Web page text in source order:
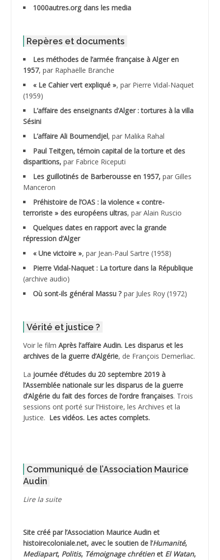
ABID Mohamed
ABNOUN Salah
ACHACHE M.*
ACHLAF Ali
ADALMI
ADANE Ramdane *
ADDAD
ADDALA Boualem*
ADDANE
ADDECHE Rachid
ADELIOUAT Vve AIT SAADA
ADJANI Khaled
ADJAOUT
ADNI Mohamed Akli
ADOUL Arab *
AGOULMINE
AHLOUCHE Mabrouk *
1000autres.org dans les media
Repères et documents
Les méthodes de l’armée française à Alger en
1957, par Raphaëlle Branche
« Le Cahier vert expliqué », par Pierre Vidal-Naquet
(1959)
L’affaire des enseignants d’Alger : tortures à la villa
Sésini
L’affaire Ali Boumendjel, par Malika Rahal
Paul Teitgen, témoin capital de la torture et des
disparitions, par Fabrice Riceputi
Les guillotinés de Barberousse en 1957, par Gilles
Manceron
Préhistoire de l’OAS : la violence « contre-
terroriste » des européens ultras, par Alain Ruscio
Quelques dates en rapport avec la grande
répression d’Alger
« Une victoire », par Jean-Paul Sartre (1958)
Pierre Vidal-Naquet : La torture dans la République
(archive audio)
Où sont-ils général Massu ? par Jules Roy (1972)
Vérité et justice ?
Voir le film Après l’affaire Audin. Les disparus et les
archives de la guerre d’Algérie, de François Demerliac.
La journée d’études du 20 septembre 2019 à
l’Assemblée nationale sur les disparus de la guerre
d’Algérie du fait des forces de l’ordre françaises. Trois
sessions ont porté sur l’Histoire, les Archives et la
Justice. Les vidéos. Les actes complets.
Communiqué de l’Association Maurice
Audin
Lire la suite
Site créé par l’Association Maurice Audinet
histoirecoloniale.net, avec le soutien de l’Humanité,
Mediapart, Politis, Témoignage chrétienet El Watan,